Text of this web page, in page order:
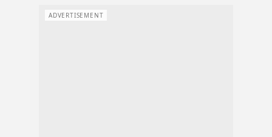
ADVERTISEMENT